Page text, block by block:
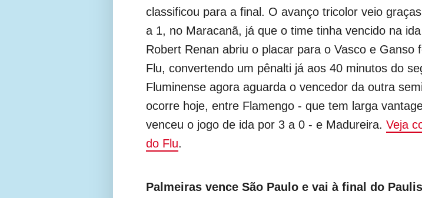
classificou para a final. O avanço tricolor veio
a 1, no Maracanã, já que o time tinha vencido na
Robert Renan abriu o placar para o Vasco e Ganso
Flu, convertendo um pênalti já aos 40 minutos do
Fluminense agora aguarda o vencedor da outra
ocorre hoje, entre Flamengo - que tem larga
venceu o jogo de ida por 3 a 0 - e Madureira. Veja
do Flu.
Palmeiras vence São Paulo e vai à final do